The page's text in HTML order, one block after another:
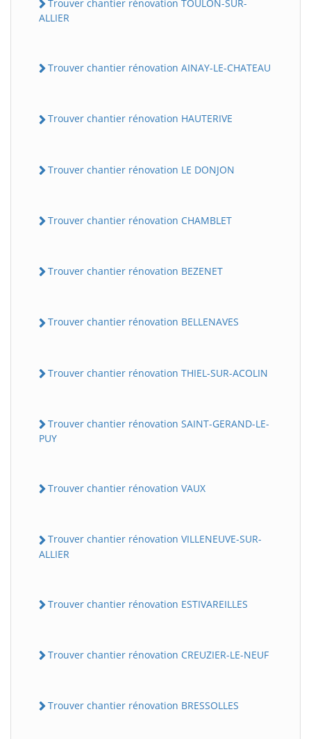
Trouver chantier rénovation TOULON-SUR-
ALLIER
Trouver chantier rénovation AINAY-LE-CHATEAU
Trouver chantier rénovation HAUTERIVE
Trouver chantier rénovation LE DONJON
Trouver chantier rénovation CHAMBLET
Trouver chantier rénovation BEZENET
Trouver chantier rénovation BELLENAVES
Trouver chantier rénovation THIEL-SUR-ACOLIN
Trouver chantier rénovation SAINT-GERAND-LE-
PUY
Trouver chantier rénovation VAUX
Trouver chantier rénovation VILLENEUVE-SUR-
ALLIER
Trouver chantier rénovation ESTIVAREILLES
Trouver chantier rénovation CREUZIER-LE-NEUF
Trouver chantier rénovation BRESSOLLES